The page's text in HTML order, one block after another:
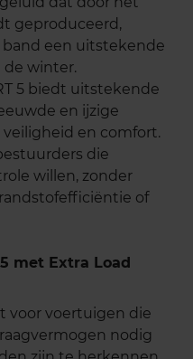
geproduceerd,
een uitstekende
de winter.
5 biedt uitstekende
en ijzige
en comfort.
die
willen, zonder
of
met Extra Load
voor voertuigen die
nodig